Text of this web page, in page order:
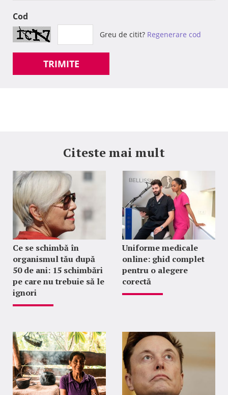
Cod
Greu de citit? Regenerare cod
TRIMITE
Citeste mai mult
Ce se schimbă în
organismul tău după
50 de ani: 15 schimbări
pe care nu trebuie să le
ignori
Uniforme medicale
online: ghid complet
pentru o alegere
corectă